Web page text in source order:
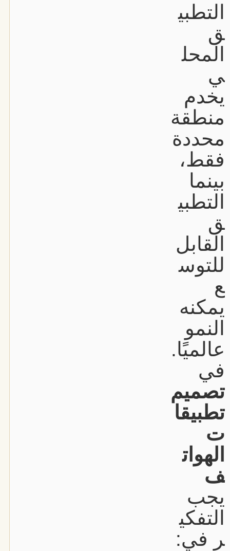
التطبي
ق
المحل
ي
يخدم
منطقة
محددة
فقط،
بينما
التطبي
ق
القابل
للتوس
ع
يمكنه
النمو
عالميًا.
في
تصميم
تطبيقا
ت
الهوات
ف
يجب
التفكي
ر في: